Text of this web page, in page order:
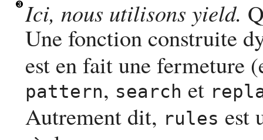
Ici, nous utilisons yield.
Une fonction construite
est en fait une fermeture
pattern, search et
Autrement dit, rules est